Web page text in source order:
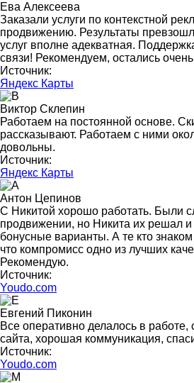
Ева Алексеева
Заказали услуги по контекстной
продвижению. Результаты
услуг вполне адекватная.
связи! Рекомендуем, остались
Источник:
Яндекс Карты
Виктор Склепин
Работаем на постоянной основе.
рассказывают. Работаем с ними
довольны.
Источник:
Яндекс Карты
Антон Цепинов
С Никитой хорошо работать. Были
продвижении, но Никита их решал
бонусные варианты. А те кто
что компромисс одно из лучших
Рекомендую.
Источник:
Youdo.com
Евгений Пиконин
Все оперативно делалось в работе,
сайта, хорошая коммуникация,
Источник:
Youdo.com